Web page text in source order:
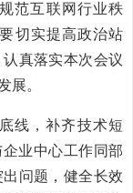
范互联网行业秩
切实提高政治站
真落实本次会议
展。
线，补齐技术短
业中心工作同部
问题，健全长效